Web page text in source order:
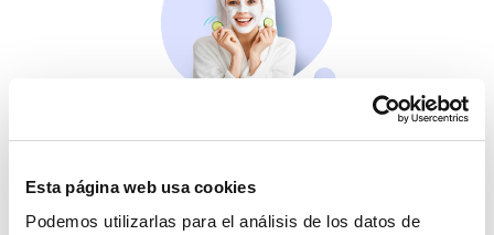
Esta página web usa cookies
Podemos utilizarlas para el análisis de los datos de
Belleza